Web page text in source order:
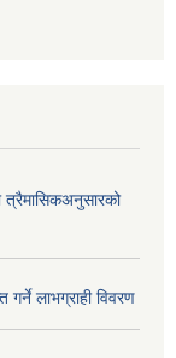
गर्ने लाभग्राही विवरण